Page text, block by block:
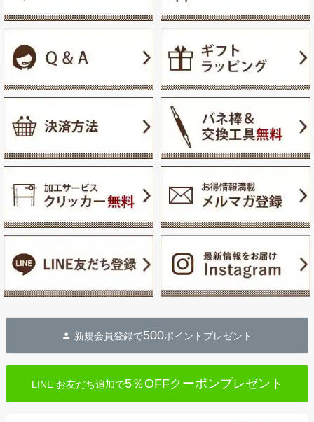
新規会員登録で500ポイントプレゼント
LINE お友だち追加で5％OFFクーポンプレゼント